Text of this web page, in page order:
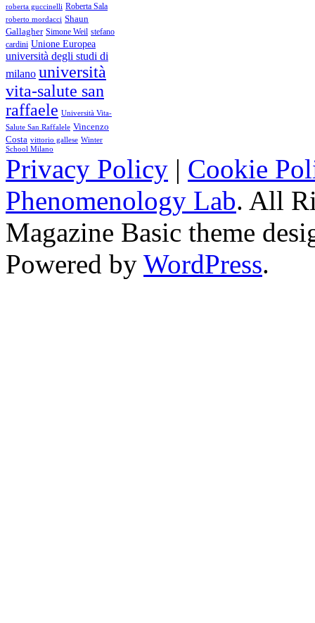
roberta guccinelli Roberta Sala
roberto mordacci Shaun
Gallagher Simone Weil stefano
cardini Unione Europea
università degli studi di
milano università
vita-salute san
raffaele Università Vita-
Salute San Raffalele Vincenzo
Costa vittorio gallese Winter
School Milano
Privacy Policy | Cookie
Phenomenology Lab. All
Magazine Basic theme
Powered by WordPress.